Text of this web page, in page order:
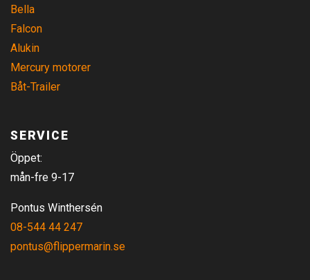
Bella
Falcon
Alukin
Mercury motorer
Båt-Trailer
SERVICE
Öppet:
mån-fre 9-17
Pontus Winthersén
08-544 44 247
pontus@flippermarin.se